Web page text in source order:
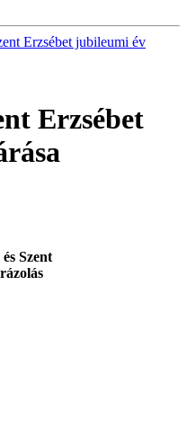
Erzsébet jubileumi év
Erzsébet